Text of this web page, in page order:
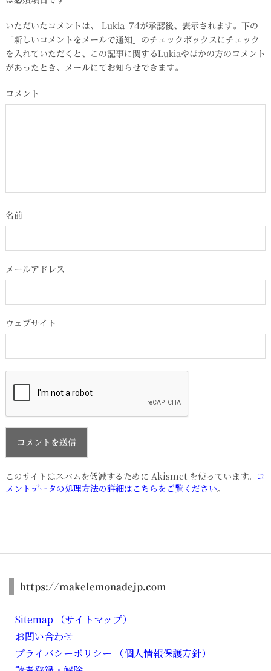
いただいたコメントは、 Lukia_74が承認後、表示されます。下の
「新しいコメントをメールで通知」のチェックボックスにチェック
を入れていただくと、この記事に関するLukiaやほかの方のコメント
があったとき、メールにてお知らせできます。
コメント
名前
メールアドレス
ウェブサイト
このサイトはスパムを低減するために Akismet を使っています。 コ
メントデータの処理方法の詳細はこちらをご覧ください。
https://makelemonadejp.com
Sitemap （サイトマップ）
お問い合わせ
プライバシーポリシー （個人情報保護方針）